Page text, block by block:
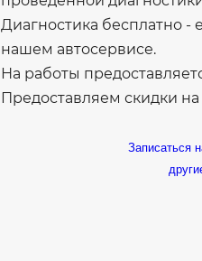
Диагностика бесплатно -
нашем автосервисе.
На работы
Предоставляем скидки
Записаться